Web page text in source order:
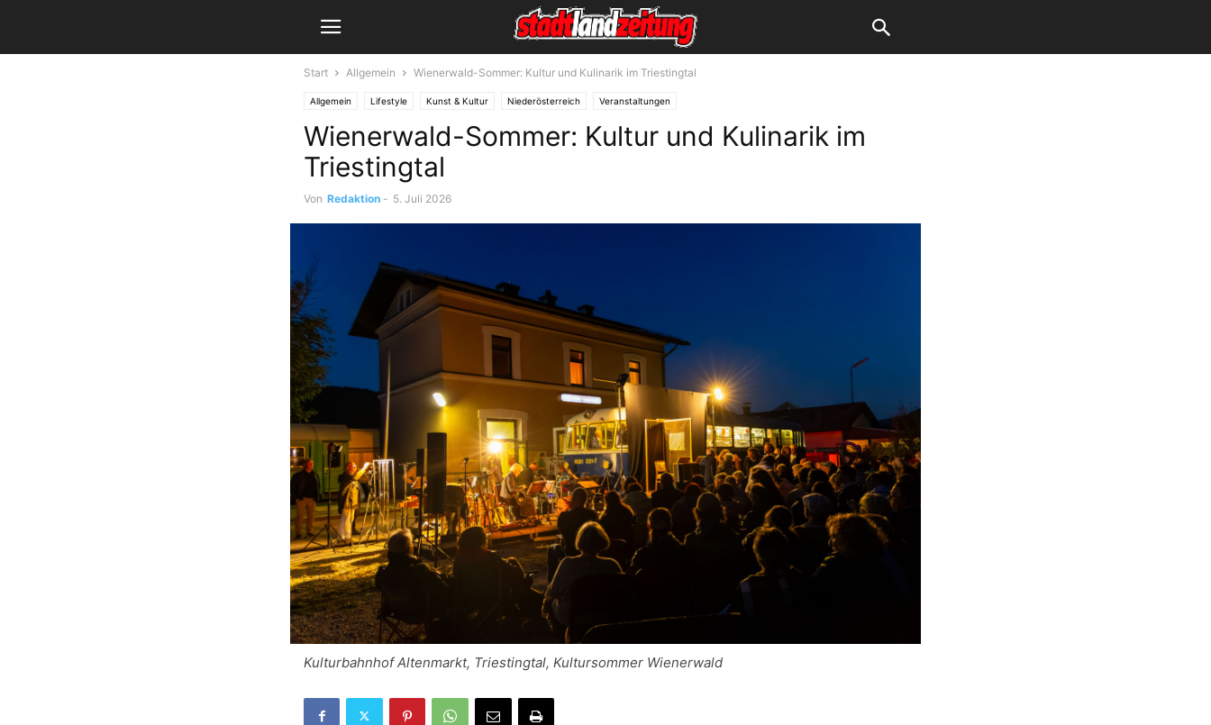
Start Allgemein Wienerwald-Sommer: Kultur und Kulinarik im Triestingtal
Allgemein Lifestyle Kunst & Kultur Niederösterreich Veranstaltungen
Wienerwald-Sommer: Kultur und Kulinarik im
Triestingtal
Von Redaktion - 5. Juli 2026
Kulturbahnhof Altenmarkt, Triestingtal, Kultursommer Wienerwald